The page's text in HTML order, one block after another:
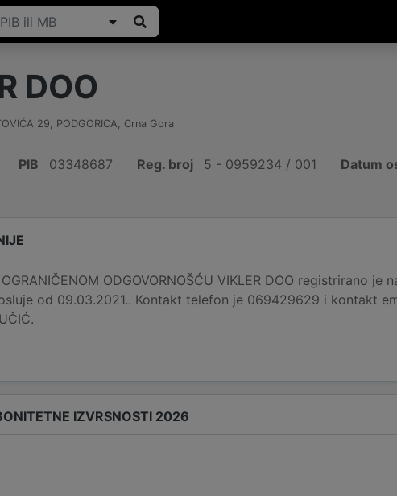
DOO
29, PODGORICA, Crna Gora
PIB 03348687 Reg. broj 5 - 0959234 / 001 Datum
ODGOVORNOŠĆU VIKLER DOO registrirano je
od 09.03.2021.. Kontakt telefon je 069429629 i kontakt
IZVRSNOSTI 2026